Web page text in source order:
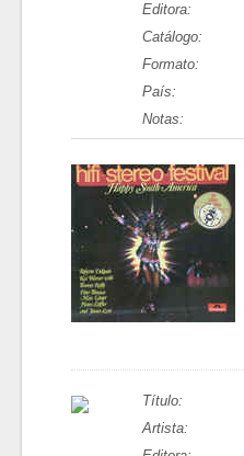
Editora:
Catálogo:
Formato:
País:
Notas:
Título:
Artista: